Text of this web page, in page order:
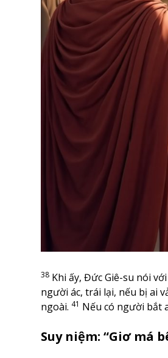
38 Khi ấy, Đức Giê-su nói
người ác, trái lại, nếu bị ai
ngoài. 41 Nếu có người bắt
Suy niệm: “Giơ má